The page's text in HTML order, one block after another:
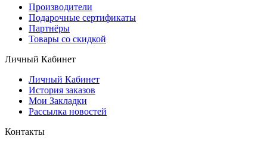
Производители
Подарочные сертификаты
Партнёры
Товары со скидкой
Личный Кабинет
Личный Кабинет
История заказов
Мои Закладки
Рассылка новостей
Контакты